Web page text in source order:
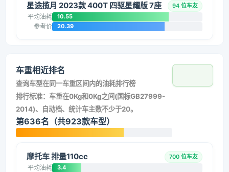
星途揽月 2023款 400T 四驱星耀版 7座 94 位车友
平均油耗 10.55
参考价 20.39
车重相近排名
查询车型在同一车重区间内的油耗排行榜
排行标准：车重在0Kg和0Kg之间(国标GB27999-
2014)、自动档、统计车主数不少于20。
第636名（共923款车型）
摩托车 排量110cc 700 位车友
平均油耗 3.4